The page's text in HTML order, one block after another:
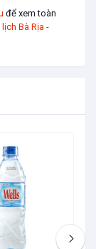
để xem toàn
lịch Bà Rịa -